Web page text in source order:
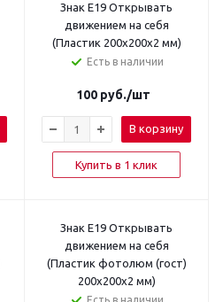
Знак E19 Открывать
движением на себя
(Пластик 200x200x2 мм)
Есть в наличии
100 руб./шт
В корзину
Купить в 1 клик
Знак E19 Открывать
движением на себя
(Пластик фотолюм (гост)
200x200x2 мм)